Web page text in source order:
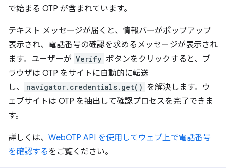
で始まる OTP が含まれています。
テキスト メッセージが届くと、情報バーがポップアップ
表示され、電話番号の確認を求めるメッセージが表示され
ます。ユーザーが Verify ボタンをクリックすると、ブ
ラウザは OTP をサイトに自動的に転送
し、
navigator.credentials.get() を解決します。ウ
ェブサイトは OTP を抽出して確認プロセスを完了できま
す。
詳しくは、 WebOTP API を使用してウェブ上で電話番号
を確認するをご覧ください。